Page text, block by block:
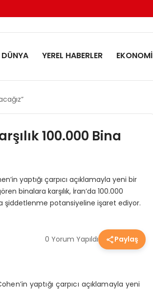
DÜNYA YEREL HABERLER EKONOMİ
100.000 Bina
yaptığı çarpıcı açıklamayla yeni bir
binalara karşılık, İran’da 100.000
şiddetlenme potansiyeline işaret ediyor.
0 Yorum Yapıldı Paylaş
yaptığı çarpıcı açıklamayla yeni